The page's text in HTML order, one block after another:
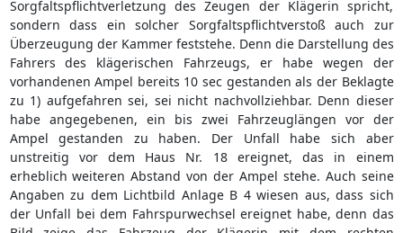
Sorgfaltspflichtverletzung des Zeugen der Klägerin spricht,
sondern dass ein solcher Sorgfaltspflichtverstoß auch zur
Überzeugung der Kammer feststehe. Denn die Darstellung des
Fahrers des klägerischen Fahrzeugs, er habe wegen der
vorhandenen Ampel bereits 10 sec gestanden als der Beklagte
zu 1) aufgefahren sei, sei nicht nachvollziehbar. Denn dieser
habe angegebenen, ein bis zwei Fahrzeuglängen vor der
Ampel gestanden zu haben. Der Unfall habe sich aber
unstreitig vor dem Haus Nr. 18 ereignet, das in einem
erheblich weiteren Abstand von der Ampel stehe. Auch seine
Angaben zu dem Lichtbild Anlage B 4 wiesen aus, dass sich
der Unfall bei dem Fahrspurwechsel ereignet habe, denn das